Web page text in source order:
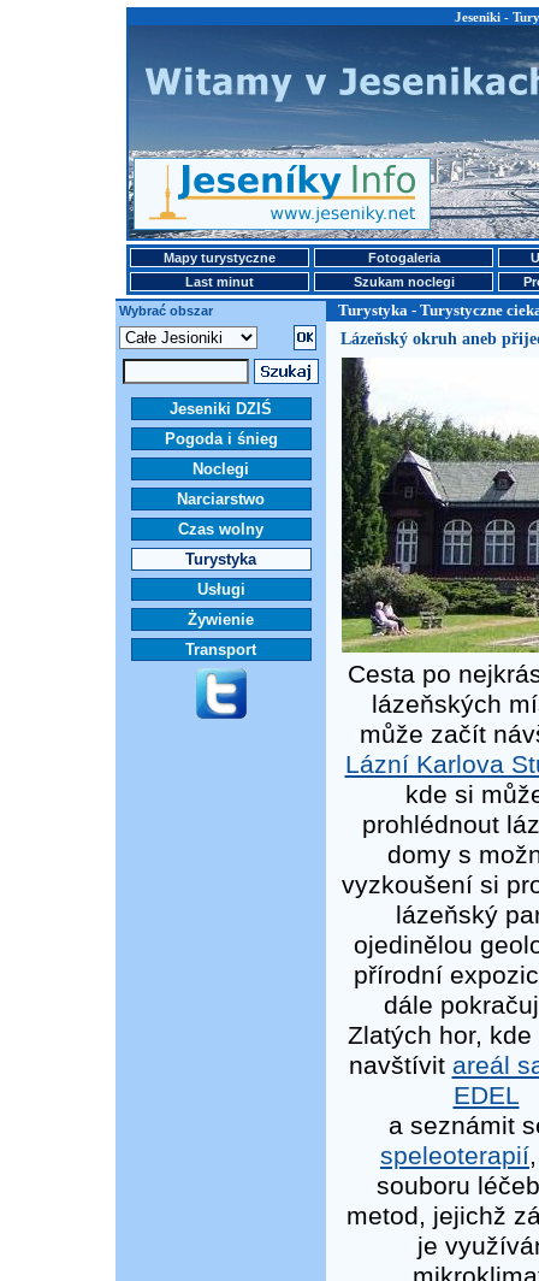
Jeseniki -
Mapy turystyczne Fotogaleria
Last minut
Szukam noclegi
Wybrać obszar
Turystyka - Turystyczne
Jeseniki DZIŚ
Pogoda i śnieg
Noclegi
Narciarstwo
Czas wolny
Turystyka
Usługi
Żywienie
Transport
Lázeňský okruh aneb
Cesta po
lázeňských
může začít
Lázní Karlova
kde si
prohlédnout
domy s
vyzkoušení si
lázeňský
ojedinělou
přírodní
dále
Zlatých hor,
navštívit areál
EDEL
a seznámit
speleoterapií
souboru
metod, jejichž
je